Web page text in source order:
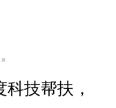
摄
技帮扶，